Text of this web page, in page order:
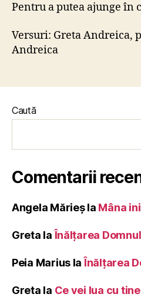
Pentru a putea ajunge în
Versuri: Greta Andreica,
Andreica
Caută
Comentarii
Angela Mărieșla Mâna
Greta laÎnălţarea
Peia Marius laÎnălţarea
Greta la Ce vei lua cu